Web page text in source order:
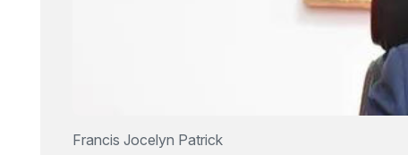
Francis Jocelyn Patrick